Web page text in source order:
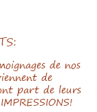
de nos
de
part de leurs